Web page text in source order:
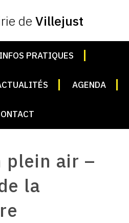
de Villejust
PRATIQUES
AGENDA
plein air –
la